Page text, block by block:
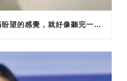
「『願望成真』對病童是一份充滿盼望的感覺，就好像聽完一首圓滿的樂曲，不禁期待著下一章的開始。」